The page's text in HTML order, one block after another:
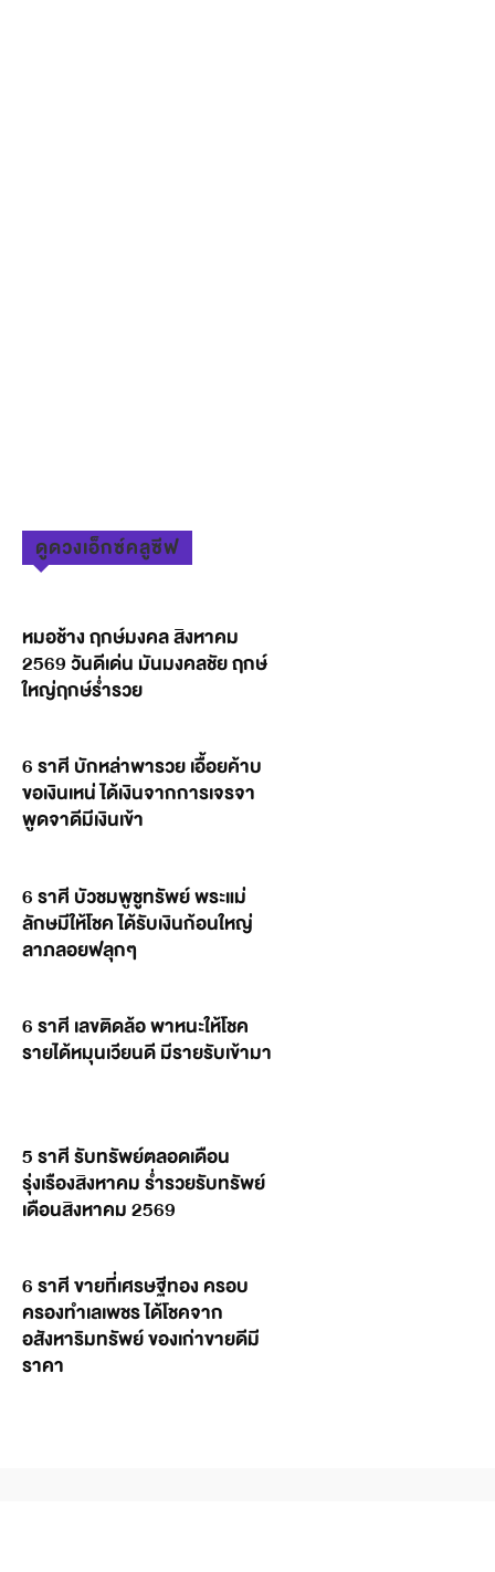
ดูดวงเอ็กซ์คลูซีฟ
หมอช้าง ฤกษ์มงคล สิงหาคม
2569 วันดีเด่น มันมงคลชัย ฤกษ์
ใหญ่ฤกษ์ร่ำรวย
6 ราศี บักหล่าพารวย เอื้อยค้าบ
ขอเงินเหน่ ได้เงินจากการเจรจา
พูดจาดีมีเงินเข้า
6 ราศี บัวชมพูชูทรัพย์ พระแม่
ลักษมีให้โชค ได้รับเงินก้อนใหญ่
ลาภลอยฟลุกๆ
6 ราศี เลขติดล้อ พาหนะให้โชค
รายได้หมุนเวียนดี มีรายรับเข้ามา
5 ราศี รับทรัพย์ตลอดเดือน
รุ่งเรืองสิงหาคม ร่ำรวยรับทรัพย์
เดือนสิงหาคม 2569
6 ราศี ขายที่เศรษฐีทอง ครอบ
ครองทำเลเพชร ได้โชคจาก
อสังหาริมทรัพย์ ของเก่าขายดีมี
ราคา